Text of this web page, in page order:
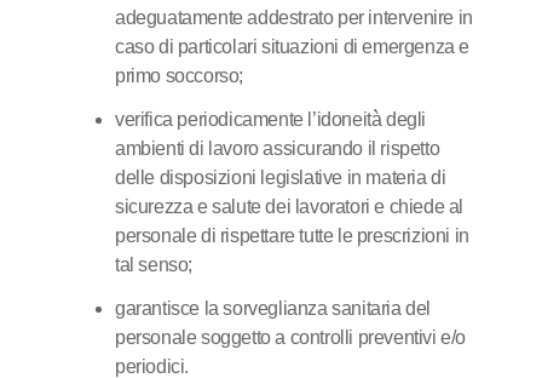
adeguatamente addestrato per intervenire in
caso di particolari situazioni di emergenza e
primo soccorso;
verifica periodicamente l’idoneità̀ degli
ambienti di lavoro assicurando il rispetto
delle disposizioni legislative in materia di
sicurezza e salute dei lavoratori e chiede al
personale di rispettare tutte le prescrizioni in
tal senso;
garantisce la sorveglianza sanitaria del
personale soggetto a controlli preventivi e/o
periodici.